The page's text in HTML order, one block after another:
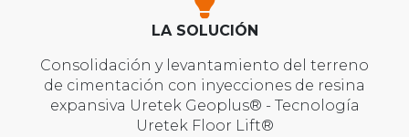
LA SOLUCIÓN
Consolidación y levantamiento del terreno
de cimentación con inyecciones de resina
expansiva Uretek Geoplus® - Tecnología
Uretek Floor Lift®